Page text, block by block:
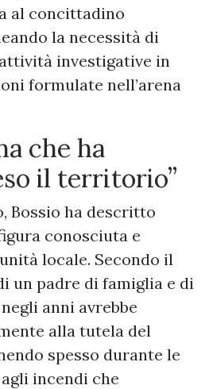
al concittadino
la necessità di
investigative in
formulate nell’arena
che ha
il territorio”
Bossio ha descritto
conosciuta e
locale. Secondo il
un padre di famiglia e di
anni avrebbe
alla tutela del
spesso durante le
incendi che